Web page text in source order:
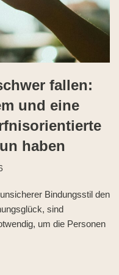
fallen:
und eine
haben
Bindungsstil den
sind
um die Personen